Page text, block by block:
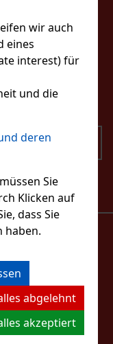
wir auch
eines
interest) für
und die
deren
Sie
Klicken auf
dass Sie
haben.
abgelehnt
akzeptiert
Mist glass
SENDEN
Champagner,